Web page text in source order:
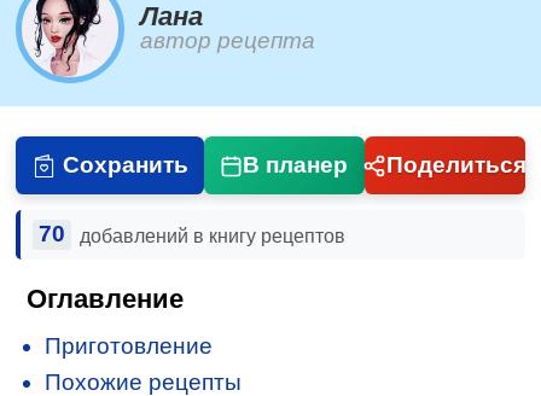
Лана
автор рецепта
Сохранить В планер Поделиться
70 добавлений в книгу рецептов
Оглавление
Приготовление
Похожие рецепты